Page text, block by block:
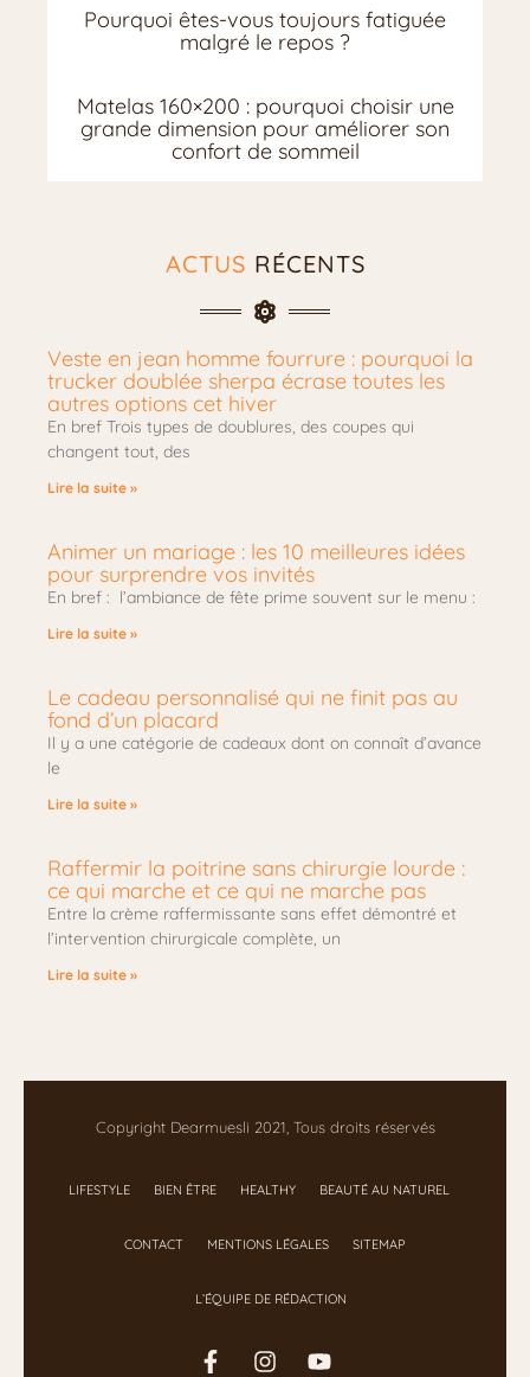
Pourquoi êtes-vous toujours fatiguée
malgré le repos ?
Matelas 160×200 : pourquoi choisir une
grande dimension pour améliorer son
confort de sommeil
ACTUS RÉCENTS
Veste en jean homme fourrure : pourquoi la
trucker doublée sherpa écrase toutes les
autres options cet hiver
En bref Trois types de doublures, des coupes qui
changent tout, des
Lire la suite »
Animer un mariage : les 10 meilleures idées
pour surprendre vos invités
En bref : l’ambiance de fête prime souvent sur le menu :
Lire la suite »
Le cadeau personnalisé qui ne finit pas au
fond d’un placard
Il y a une catégorie de cadeaux dont on connaît d’avance
le
Lire la suite »
Raffermir la poitrine sans chirurgie lourde :
ce qui marche et ce qui ne marche pas
Entre la crème raffermissante sans effet démontré et
l’intervention chirurgicale complète, un
Lire la suite »
Copyright Dearmuesli 2021, Tous droits réservés
LIFESTYLE BIEN ÊTRE HEALTHY BEAUTÉ AU NATUREL
CONTACT MENTIONS LÉGALES SITEMAP
L’ÉQUIPE DE RÉDACTION